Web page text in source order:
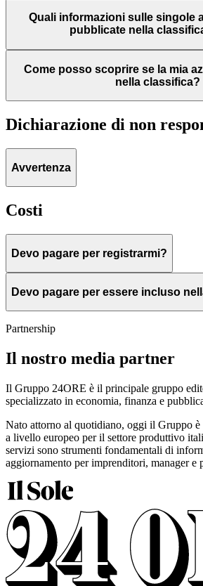
Quali informazioni sulle singole
pubblicate nella
Come posso scoprire se la mia
nella classifica?
Dichiarazione di non
Avvertenza
Costi
Devo pagare per registrarmi?
Devo pagare per essere incluso
Partnership
Il nostro media partner
Il Gruppo 24ORE è il principale gruppo
specializzato in economia, finanza e
Nato attorno al quotidiano, oggi il Gruppo
a livello europeo per il settore produttivo
servizi sono strumenti fondamentali di
aggiornamento per imprenditori, manager e